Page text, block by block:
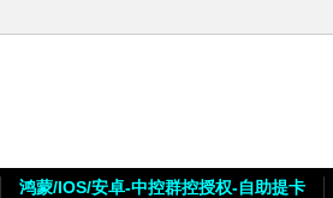
鸿蒙/IOS/安卓-中控群控授权-自助提卡